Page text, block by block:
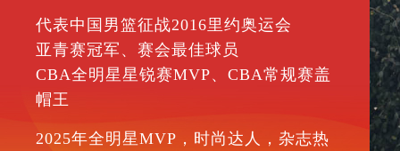
代表中国男篮征战2016里约奥运会
亚青赛冠军、赛会最佳球员
CBA全明星星锐赛MVP、CBA常规赛盖
帽王
2025年全明星MVP，时尚达人，杂志热